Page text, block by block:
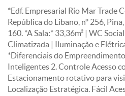
*Edf. Empresarial Rio Mar Trade
República do Libano, nº 256,
160. *A Sala:* 33,36m² | WC
Climatizada | Iluminação e
*Diferenciais do
Inteligentes 2. Controle Acesso
Estacionamento rotativo para
Localização Estratégica. Fácil